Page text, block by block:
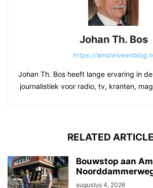
Johan Th. Bos
https://
Johan Th. Bos heeft lange ervaring in
journalistiek voor radio, tv, kranten,
RELATED
Bouwstop aan
augustus 4, 2026